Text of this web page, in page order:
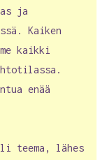
ja
Kaiken
kaikki
enää
teema, lähes